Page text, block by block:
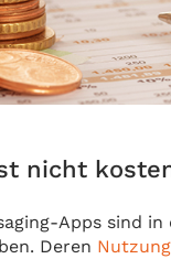
nicht
Apps sind in
Deren